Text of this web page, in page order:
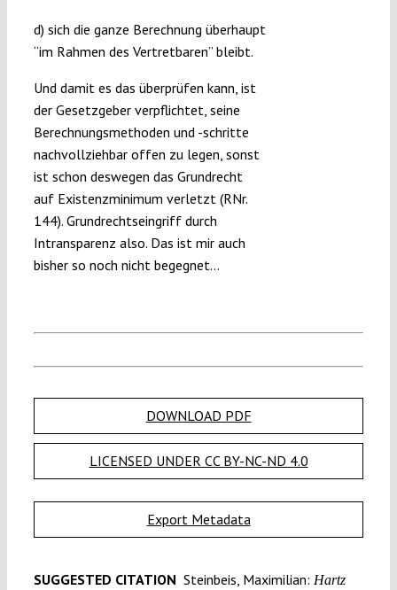
d) sich die ganze Berechnung überhaupt
“im Rahmen des Vertretbaren” bleibt.
Und damit es das überprüfen kann, ist
der Gesetzgeber verpflichtet, seine
Berechnungsmethoden und -schritte
nachvollziehbar offen zu legen, sonst
ist schon deswegen das Grundrecht
auf Existenzminimum verletzt (RNr.
144). Grundrechtseingriff durch
Intransparenz also. Das ist mir auch
bisher so noch nicht begegnet…
DOWNLOAD PDF
LICENSED UNDER CC BY-NC-ND 4.0
Export Metadata
SUGGESTED CITATION Steinbeis, Maximilian: Hartz